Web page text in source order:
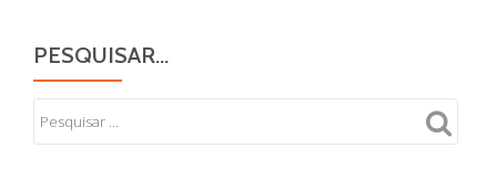
PESQUISAR…